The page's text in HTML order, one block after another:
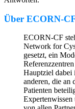
Über ECORN-
ECORN-CF
Network for
gesetzt, ein
Hauptziel dabei
anderen, die an
Patienten